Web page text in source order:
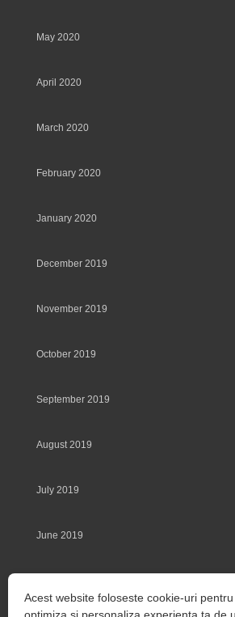
Acest website foloseste cookie-uri pentru
May 2020
April 2020
March 2020
February 2020
January 2020
December 2019
November 2019
October 2019
September 2019
August 2019
July 2019
June 2019